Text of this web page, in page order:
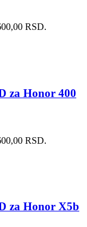
RSD.
za Honor 400
RSD.
za Honor X5b